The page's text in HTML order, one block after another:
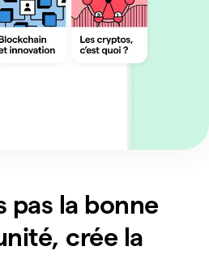
pas la bonne
crée la